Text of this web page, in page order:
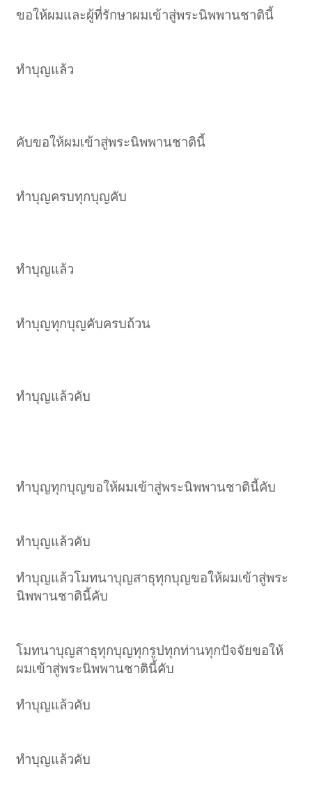
ขอให้ผมและผู้ที่รักษาผมเข้าสู่พระนิพพานชาตินี้
ทำบุญแล้ว
คับขอให้ผมเข้าสู่พระนิพพานชาตินี้
ทำบุญครบทุกบุญคับ
ทำบุญแล้ว
ทำบุญทุกบุญคับครบถ้วน
ทำบุญแล้วคับ
ทำบุญทุกบุญขอให้ผมเข้าสู่พระนิพพานชาตินี้คับ
ทำบุญแล้วคับ
ทำบุญแล้วโมทนาบุญสาธุทุกบุญขอให้ผมเข้าสู่พระ
นิพพานชาตินี้คับ
โมทนาบุญสาธุทุกบุญทุกรูปทุกท่านทุกปัจจัยขอให้
ผมเข้าสู่พระนิพพานชาตินี้คับ
ทำบุญแล้วคับ
ทำบุญแล้วคับ